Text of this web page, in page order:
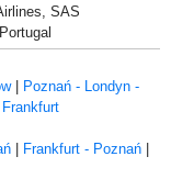
SAS
| Poznań - Londyn -
| Frankfurt - Poznań |